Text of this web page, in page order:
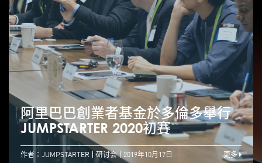
阿里巴巴創業者基金於多倫多舉行
JUMPSTARTER 2020初賽
作者：JUMPSTARTER 研讨会 2019年10月17日 更多